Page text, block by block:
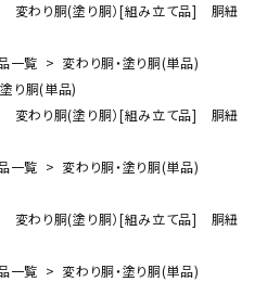
変わり胴(塗り胴）[組み立て品] 胴紐
一覧
変わり胴・塗り胴(単品)
り胴(単品)
変わり胴(塗り胴）[組み立て品] 胴紐
一覧
変わり胴・塗り胴(単品)
変わり胴(塗り胴）[組み立て品] 胴紐
一覧
変わり胴・塗り胴(単品)